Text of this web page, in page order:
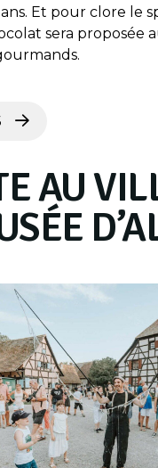
Et pour clore le
sera proposée
AU